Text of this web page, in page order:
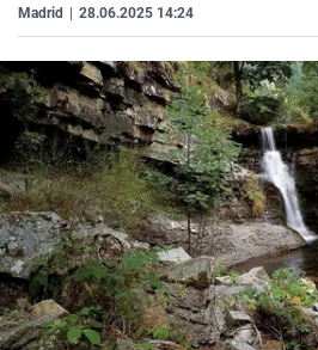
Madrid 28.06.2025 14:24